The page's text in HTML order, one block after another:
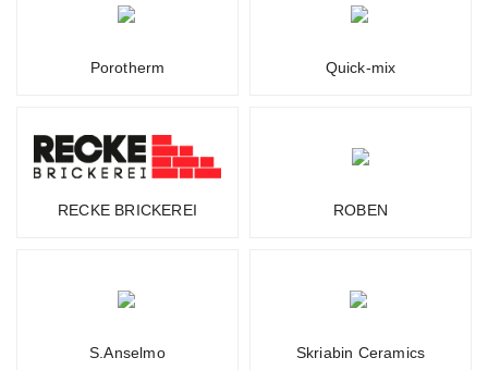
Porotherm Quick-mix
RECKE BRICKEREI ROBEN
S.Anselmo Skriabin Ceramics